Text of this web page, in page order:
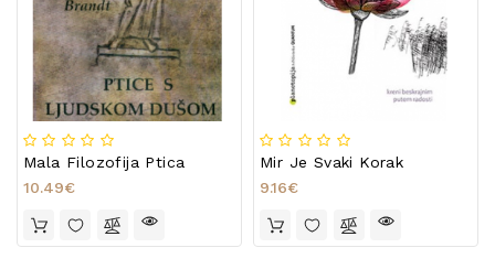
Mala Filozofija Ptica
10.49€
Mir Je Svaki Korak
9.16€